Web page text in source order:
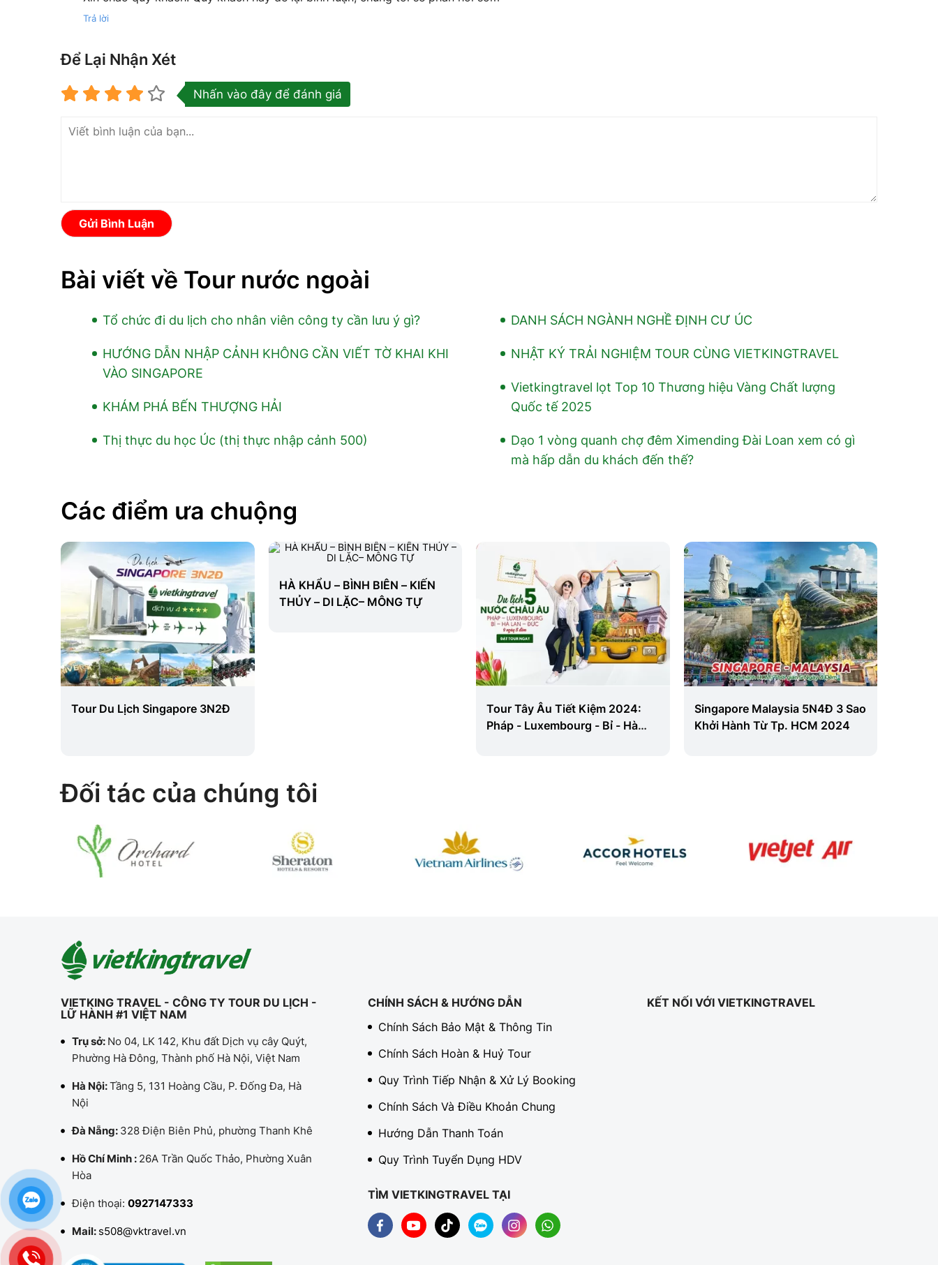
Trả lời
Để Lại Nhận Xét
Nhấn vào đây để đánh giá
Gửi Bình Luận
Bài viết về Tour nước ngoài
Tổ chức đi du lịch cho nhân viên công ty cần lưu ý gì?
HƯỚNG DẪN NHẬP CẢNH KHÔNG CẦN VIẾT TỜ KHAI KHI
VÀO SINGAPORE
KHÁM PHÁ BẾN THƯỢNG HẢI
Thị thực du học Úc (thị thực nhập cảnh 500)
DANH SÁCH NGÀNH NGHỀ ĐỊNH CƯ ÚC
NHẬT KÝ TRẢI NGHIỆM TOUR CÙNG VIETKINGTRAVEL
Vietkingtravel lọt Top 10 Thương hiệu Vàng Chất lượng
Quốc tế 2025
Dạo 1 vòng quanh chợ đêm Ximending Đài Loan xem có gì
mà hấp dẫn du khách đến thế?
Các điểm ưa chuộng
Tour Du Lịch Singapore 3N2Đ
HÀ KHẨU – BÌNH BIÊN – KIẾN
THỦY – DI LẶC– MÔNG TỰ
Tour Tây Âu Tiết Kiệm 2024:
Pháp - Luxembourg - Bỉ - Hà
Singapore Malaysia 5N4Đ 3 Sao
Khởi Hành Từ Tp. HCM 2024
Đối tác của chúng tôi
VIETKING TRAVEL - CÔNG TY TOUR DU LỊCH -
LỮ HÀNH #1 VIỆT NAM
Trụ sở: No 04, LK 142, Khu đất Dịch vụ cây Quýt,
Phường Hà Đông, Thành phố Hà Nội, Việt Nam
Hà Nội:Tầng 5, 131 Hoàng Cầu, P. Đống Đa, Hà
Nội
Đà Nẵng: 328 Điện Biên Phủ, phường Thanh Khê
Hồ Chí Minh : 26A Trần Quốc Thảo, Phường Xuân
Hòa
Điện thoại: 0927147333
Mail: s508@vktravel.vn
CHÍNH SÁCH & HƯỚNG DẪN
Chính Sách Bảo Mật & Thông Tin
Chính Sách Hoàn & Huỷ Tour
Quy Trình Tiếp Nhận & Xử Lý Booking
Chính Sách Và Điều Khoản Chung
Hướng Dẫn Thanh Toán
Quy Trình Tuyển Dụng HDV
TÌM VIETKINGTRAVEL TẠI
KẾT NỐI VỚI VIETKINGTRAVEL